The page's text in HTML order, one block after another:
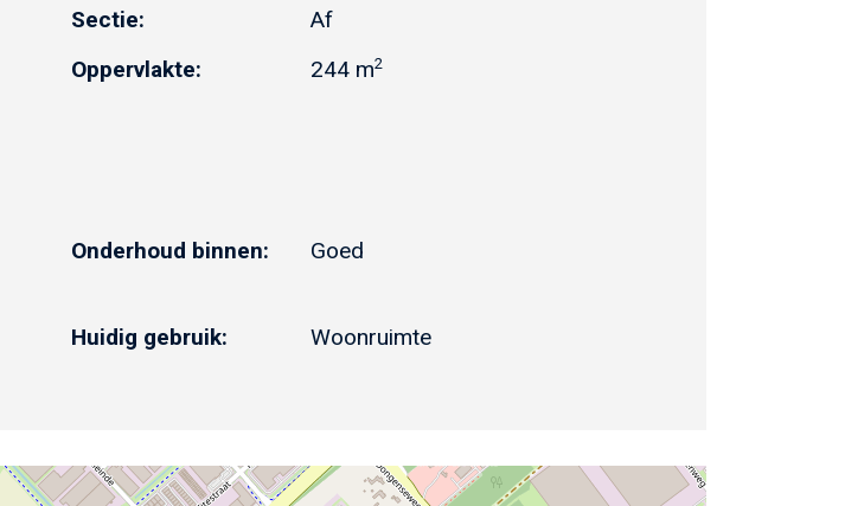
Sectie:
Af
Oppervlakte: 244 m2
Onderhoud binnen: Goed
Huidig gebruik:
Woonruimte